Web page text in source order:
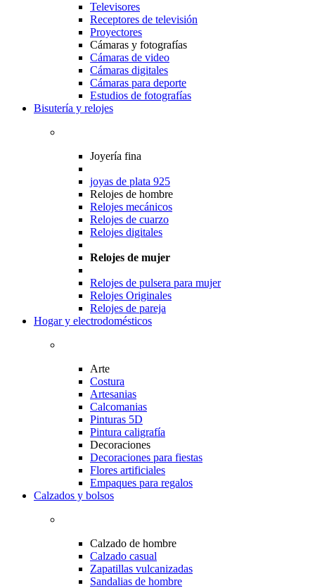
Televisores
Receptores de televisión
Proyectores
Cámaras y fotografías
Cámaras de video
Cámaras digitales
Cámaras para deporte
Estudios de fotografías
Bisutería y relojes
Joyería fina
joyas de plata 925
Relojes de hombre
Relojes mecánicos
Relojes de cuarzo
Relojes digitales
Relojes de mujer
Relojes de pulsera para mujer
Relojes Originales
Relojes de pareja
Hogar y electrodomésticos
Arte
Costura
Artesanias
Calcomanias
Pinturas 5D
Pintura caligrafía
Decoraciones
Decoraciones para fiestas
Flores artificiales
Empaques para regalos
Calzados y bolsos
Calzado de hombre
Calzado casual
Zapatillas vulcanizadas
Sandalias de hombre